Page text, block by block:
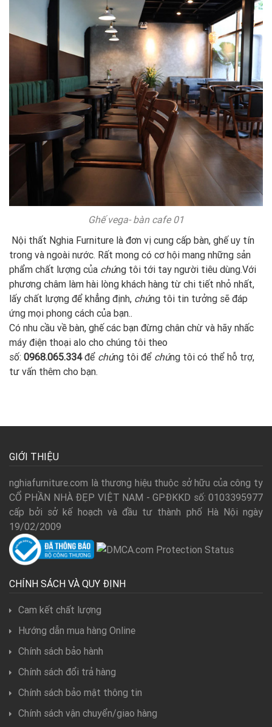
Ghế vega- bàn cafe 01
Nội thất Nghia Furniture là đơn vị cung cấp bàn, ghế uy tín
trong và ngoài nước. Rất mong có cơ hội mang những sản
phẩm chất lượng của chúng tôi tới tay người tiêu dùng.Với
phương châm làm hài lòng khách hàng từ chi tiết nhỏ nhất,
lấy chất lượng để khẳng định, chúng tôi tin tưởng sẽ đáp
ứng mọi phong cách của bạn..
Có nhu cầu về bàn, ghế các bạn đừng chân chừ và hãy nhấc
máy điện thoại alo cho chúng tôi theo
số: 0968.065.334để chúng tôi để chúng tôi có thể hỗ trợ,
tư vấn thêm cho bạn.
GIỚI THIỆU
nghiafurniture.com là thương hiệu thuộc sở hữu của công ty
CỔ PHẦN NHÀ ĐẸP VIỆT NAM - GPĐKKD số: 0103395977
cấp bởi sở kế hoạch và đầu tư thành phố Hà Nội ngày
19/02/2009
CHÍNH SÁCH VÀ QUY ĐỊNH
Cam kết chất lượng
Hướng dẫn mua hàng Online
Chính sách bảo hành
Chính sách đổi trả hàng
Chính sách bảo mật thông tin
Chính sách vận chuyển/giao hàng